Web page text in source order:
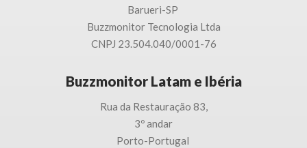
Barueri-SP
Buzzmonitor Tecnologia Ltda
CNPJ 23.504.040/0001-76
Buzzmonitor Latam e Ibéria
Rua da Restauração 83,
3º andar
Porto-Portugal